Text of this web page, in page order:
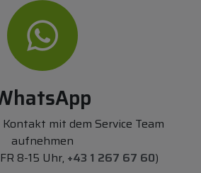
mit dem Service Team
aufnehmen
8-15 Uhr, +43 1 267 67 60)